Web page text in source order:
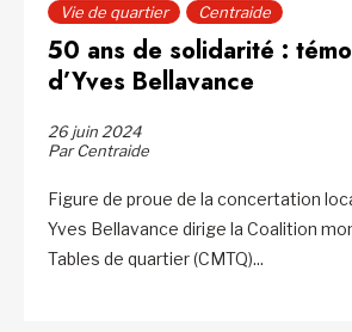
Vie de quartier Centraide
50 ans de solidarité :
d’Yves Bellavance
26 juin 2024
Par Centraide
Figure de proue de la concertation
Yves Bellavance dirige la Coalition
Tables de quartier (CMTQ)...